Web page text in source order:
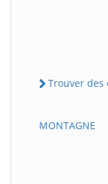
Trouver des
MONTAGNE